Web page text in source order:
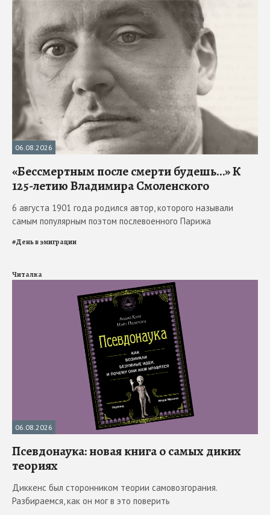
06.08.2026
«Бессмертным после смерти будешь…» К
125-летию Владимира Смоленского
6 августа 1901 года родился автор, которого называли
самым популярным поэтом послевоенного Парижа
#День в эмиграции
Читалка
06.08.2026
Псевдонаука: новая книга о самых диких
теориях
Диккенс был сторонником теории самовозгорания.
Разбираемся, как он мог в это поверить